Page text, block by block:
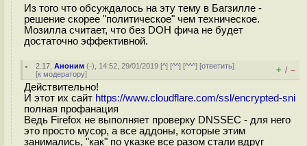
Из того что обсуждалось на эту тему в Багзилле -
решение скорее "политическое" чем техническое.
Мозилла считает, что без DOH фича не будет
достаточно эффективной.
2.17 ,Аноним (-), 14:52, 29/01/2019 [^] [^^] [^^^] [ответить]
[к модератору] + / –
Действительно!
И этот их сайт https://www.cloudflare.com/ssl/encrypted-sni
полная профанация
Ведь Firefox не выполняет проверку DNSSEC - для него
это просто мусор, а все аддоны, которые этим
занимались, "как" по указке все разом стали вдруг